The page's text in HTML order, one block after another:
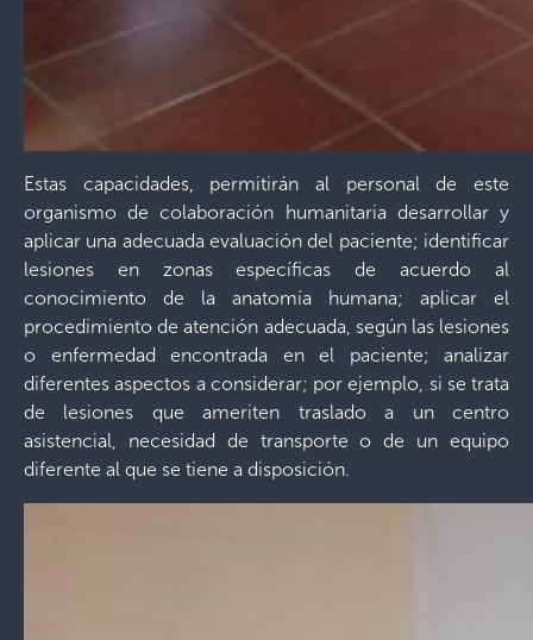
Estas capacidades, permitirán al personal de este
organismo de colaboración humanitaria desarrollar y
aplicar una adecuada evaluación del paciente; identificar
lesiones en zonas específicas de acuerdo al
conocimiento de la anatomía humana; aplicar el
procedimiento de atención adecuada, según las lesiones
o enfermedad encontrada en el paciente; analizar
diferentes aspectos a considerar; por ejemplo, si se trata
de lesiones que ameriten traslado a un centro
asistencial, necesidad de transporte o de un equipo
diferente al que se tiene a disposición.